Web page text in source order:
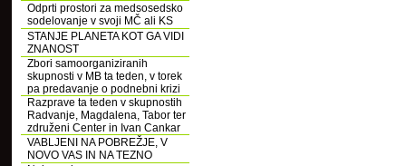
Odprti prostori za medsosedsko
sodelovanje v svoji MČ ali KS
STANJE PLANETA KOT GA VIDI
ZNANOST
Zbori samoorganiziranih
skupnosti v MB ta teden, v torek
pa predavanje o podnebni krizi
Razprave ta teden v skupnostih
Radvanje, Magdalena, Tabor ter
združeni Center in Ivan Cankar
VABLJENI NA POBREŽJE, V
NOVO VAS IN NA TEZNO